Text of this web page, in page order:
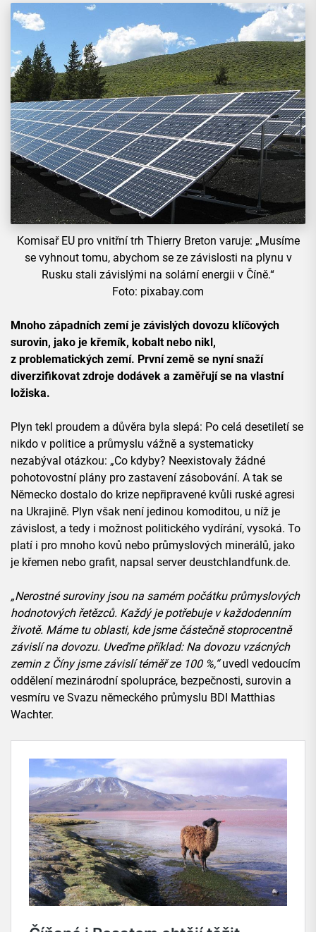
Komisař EU pro vnitřní trh Thierry Breton varuje: „Musíme
se vyhnout tomu, abychom se ze závislosti na plynu v
Rusku stali závislými na solární energii v Číně.“
Foto: pixabay.com
Mnoho západních zemí je závislých dovozu klíčových
surovin, jako je křemík, kobalt nebo nikl,
z problematických zemí. První země se nyní snaží
diverzifikovat zdroje dodávek a zaměřují se na vlastní
ložiska.
Plyn tekl proudem a důvěra byla slepá: Po celá desetiletí se
nikdo v politice a průmyslu vážně a systematicky
nezabýval otázkou: „Co kdyby? Neexistovaly žádné
pohotovostní plány pro zastavení zásobování. A tak se
Německo dostalo do krize nepřipravené kvůli ruské agresi
na Ukrajině. Plyn však není jedinou komoditou, u níž je
závislost, a tedy i možnost politického vydírání, vysoká. To
platí i pro mnoho kovů nebo průmyslových minerálů, jako
je křemen nebo grafit, napsal server deustchlandfunk.de.
„Nerostné suroviny jsou na samém počátku průmyslových
hodnotových řetězců. Každý je potřebuje v každodenním
životě. Máme tu oblasti, kde jsme částečně stoprocentně
závislí na dovozu. Uveďme příklad: Na dovozu vzácných
zemin z Číny jsme závislí téměř ze 100 %,“uvedl vedoucím
oddělení mezinárodní spolupráce, bezpečnosti, surovin a
vesmíru ve Svazu německého průmyslu BDI Matthias
Wachter.